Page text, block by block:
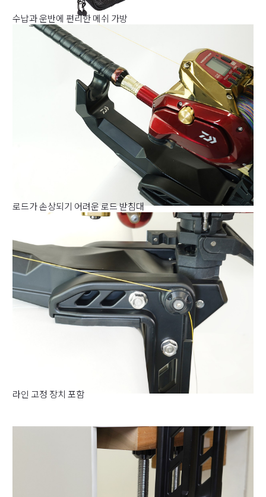
수납과 운반에 편리한 메쉬 가방
로드가 손상되기 어려운 로드 받침대
라인 고정 장치 포함